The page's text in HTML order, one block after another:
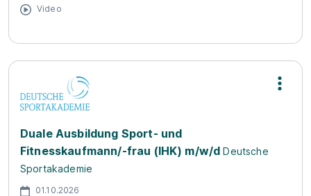
Video
Duale Ausbildung Sport- und
Fitnesskaufmann/-frau (IHK) m/w/d Deutsche
Sportakademie
01.10.2026